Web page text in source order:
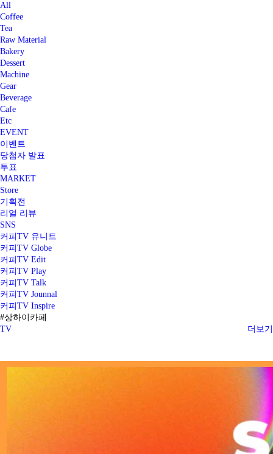
All
Coffee
Tea
Raw Material
Bakery
Dessert
Machine
Gear
Beverage
Cafe
Etc
EVENT
이벤트
당첨자 발표
투표
MARKET
Store
기획전
리얼 리뷰
SNS
커피TV 유니트
커피TV Globe
커피TV Edit
커피TV Play
커피TV Talk
커피TV Jounnal
커피TV Inspire
#상하이카페
TV
더보기